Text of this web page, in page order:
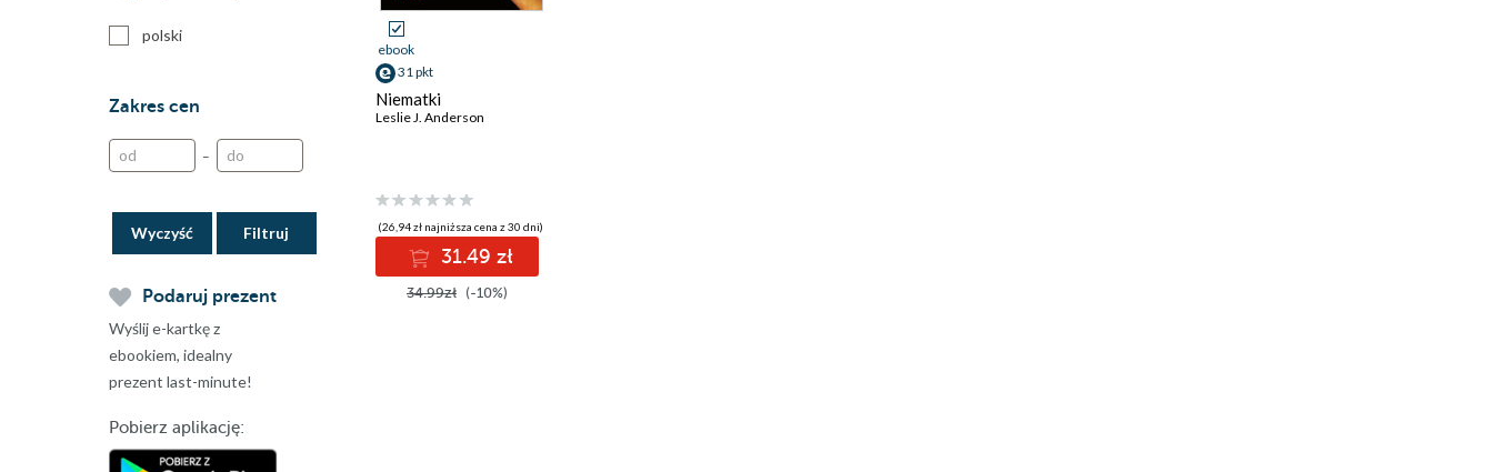
polski
Zakres cen
–
Wyczyść
Podaruj prezent
Wyślij e-kartkę z
ebookiem, idealny
prezent last-minute!
Pobierz aplikację:
ebook
31 pkt
Niematki
Leslie J. Anderson
(26,94 zł najniższa cena z 30 dni)
31.49 zł
34.99zł (-10%)